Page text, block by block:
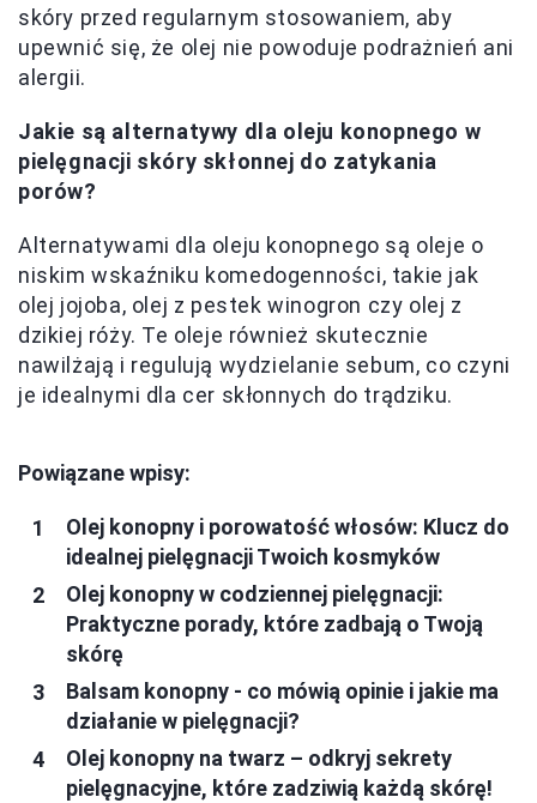
skóry przed regularnym stosowaniem, aby
upewnić się, że olej nie powoduje podrażnień ani
alergii.
Jakie są alternatywy dla oleju konopnego w
pielęgnacji skóry skłonnej do zatykania
porów?
Alternatywami dla oleju konopnego są oleje o
niskim wskaźniku komedogenności, takie jak
olej jojoba, olej z pestek winogron czy olej z
dzikiej róży. Te oleje również skutecznie
nawilżają i regulują wydzielanie sebum, co czyni
je idealnymi dla cer skłonnych do trądziku.
Powiązane wpisy:
Olej konopny i porowatość włosów: Klucz do
idealnej pielęgnacji Twoich kosmyków
Olej konopny w codziennej pielęgnacji:
Praktyczne porady, które zadbają o Twoją
skórę
Balsam konopny - co mówią opinie i jakie ma
działanie w pielęgnacji?
Olej konopny na twarz – odkryj sekrety
pielęgnacyjne, które zadziwią każdą skórę!